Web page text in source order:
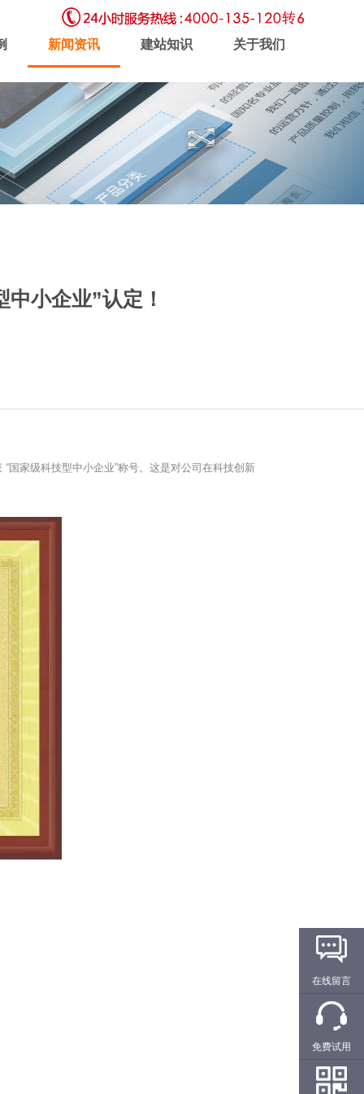
新闻资讯 建站知识 关于我们
虚拟主机 企业邮局 软件开发
小企业”认定！
国家级科技型中小企业”称号。这是对公司在科技创新
在线留言
免费试用